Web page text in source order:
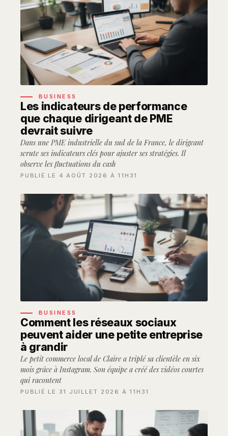
BUSINESS
Les indicateurs de performance
que chaque dirigeant de PME
devrait suivre
Dans une PME industrielle du sud de la France, le dirigeant
scrute ses indicateurs clés pour ajuster ses stratégies. Il
observe les fluctuations du cash
PUBLIÉ LE 4 AOÛT 2026 À 11H31
BUSINESS
Comment les réseaux sociaux
peuvent aider une petite entreprise
à grandir
Le petit commerce local de Claire a triplé sa clientèle en six
mois grâce à Instagram. Son équipe a créé des vidéos courtes
qui racontent
PUBLIÉ LE 31 JUILLET 2026 À 11H31